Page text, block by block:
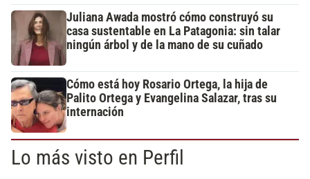
Juliana Awada mostró cómo construyó su
casa sustentable en La Patagonia: sin talar
ningún árbol y de la mano de su cuñado
Cómo está hoy Rosario Ortega, la hija de
Palito Ortega y Evangelina Salazar, tras su
internación
Lo más visto en Perfil